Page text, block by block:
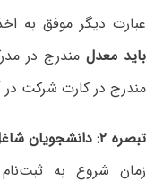
عبارت دیگر موفق به
باید معدل مندرج در
مندرج در کارت شرکت
تبصره ۲: دانشجویان
زمان شروع به